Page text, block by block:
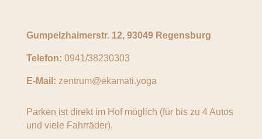
Gumpelzhaimerstr. 12, 93049 Regensburg
Telefon: 0941/38230303
E-Mail: zentrum@ekamati.yoga
Parken ist direkt im Hof möglich (für bis zu 4 Autos
und viele Fahrräder).